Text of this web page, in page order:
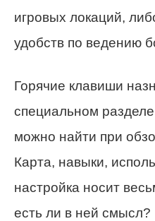
игровых локаций,
удобств по ведению
Горячие клавиши
специальном
можно найти при
Карта, навыки,
настройка носит
есть ли в ней смысл?